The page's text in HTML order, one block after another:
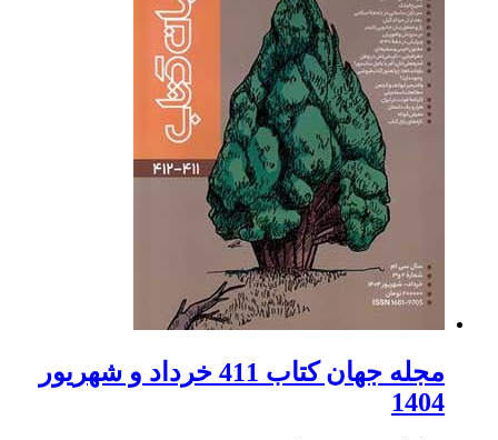
مجله جهان کتاب 411 خرداد‌ و شهریور
1404